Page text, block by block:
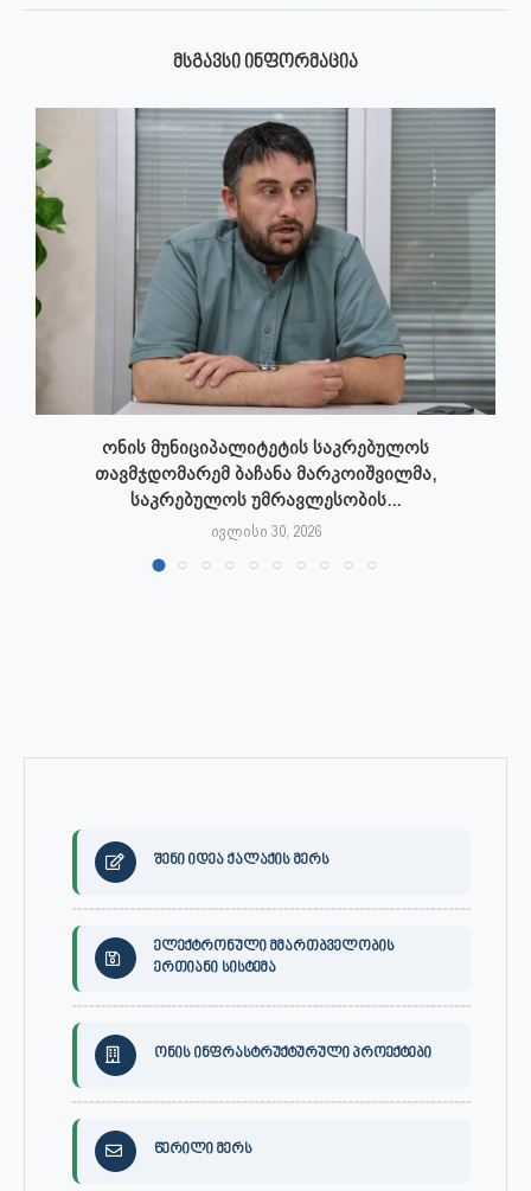
ᲛᲡᲒᲐᲕᲡᲘ ᲘᲜᲤᲝᲠᲛᲐᲪᲘᲐ
ონის მუნიციპალიტეტის საკრებულოს
თავმჯდომარემ ბაჩანა მარკოიშვილმა,
საკრებულოს უმრავლესობის...
ივლისი 30, 2026
შენი იდეა ქალაქის მერს
ელექტრონული მმართბველობის
ერთიანი სისტემა
ონის ინფრასტრუქტურული პროექტები
წერილი მერს